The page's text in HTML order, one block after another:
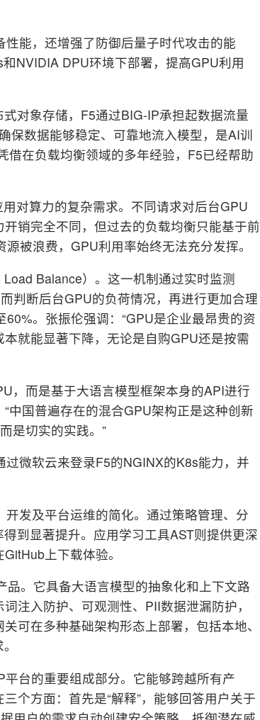
能，还增强了防御后量子时代攻击的能
NVIDIA DPU环境下部署，提高GPU利用
对象存储，F5通过BIG-IP承担起数据流量
保数据能够稳定、可靠地流入模型，是AI训
借在负载均衡领域的多年经验，F5已经帮助
对算力的复杂需求。不同请求对后台GPU
销完全不同，但过去的负载均衡只能基于前
被浪费，GPU利用率始终无法充分发挥。
Balance）。这一机制通过实时监测
判断后台GPU的负荷情况，再进行更加合理
。张振伦强调：“GPU是企业最昂贵的资
就能显著下降，无论是自购GPU还是按需
，而是基于大语言模型框架本身的API进行
中国普遍存在的混合GPU架构正是这种创新
是切实的实践。”
微软云来登录F5的NGINX的K8s能力，并
发及平台运维的简化。通过策略管理、分
到显著提升。应用学习工具AST则提供更深
上下载体验。
。它具备大语言模型的抽象化和上下文路
注入防护、可观测性、PII数据泄漏防护，
可在多种基础架构形态上部署，包括本地、
台的重要组成部分。它能够跨越所有产
个方面：首先是“解释”，能够回答用户关于